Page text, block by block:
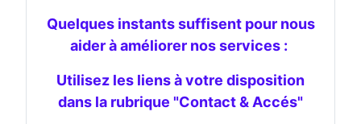
Quelques instants suffisent pour nous
aider à améliorer nos services :
Utilisez les liens à votre disposition
dans la rubrique "Contact & Accés"